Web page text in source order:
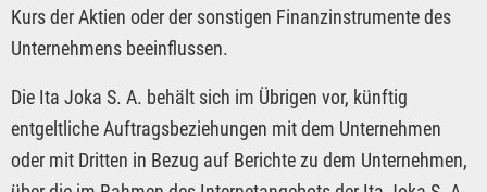
Kurs der Aktien oder der sonstigen Finanzinstrumente des
Unternehmens beeinflussen.
Die Ita Joka S. A. behält sich im Übrigen vor, künftig
entgeltliche Auftragsbeziehungen mit dem Unternehmen
oder mit Dritten in Bezug auf Berichte zu dem Unternehmen,